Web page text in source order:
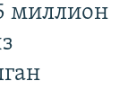
миллион